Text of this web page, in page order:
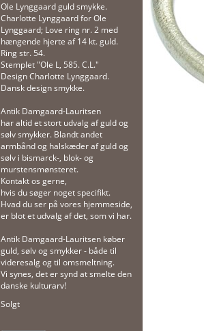
Ole Lynggaard guld smykke.
Charlotte Lynggaard for Ole
Lynggaard; Love ring nr. 2 med
hængende hjerte af 14 kt. guld.
Ring str. 54.
Stemplet "Ole L, 585. C.L."
Design Charlotte Lynggaard.
Dansk design smykke.
Antik Damgaard-Lauritsen
har altid et stort udvalg af guld og
sølv smykker. Blandt andet
armbånd og halskæder af guld og
sølv i bismarck-, blok- og
murstensmønsteret.
Kontakt os gerne,
hvis du søger noget specifikt.
Hvad du ser på vores hjemmeside,
er blot et udvalg af det, som vi har.
Antik Damgaard-Lauritsen køber
guld, sølv og smykker - både til
videresalg og til omsmeltning.
Vi synes, det er synd at smelte den
danske kulturarv!
Solgt